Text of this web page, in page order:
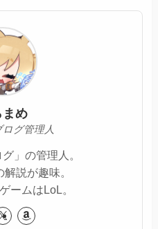
まめ
グ管理人
」の管理人。
説が趣味。
ームはLoL。